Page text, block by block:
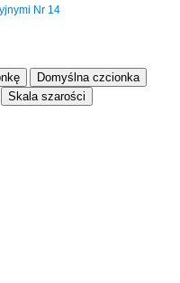
Domyślna czcionka
Skala szarości